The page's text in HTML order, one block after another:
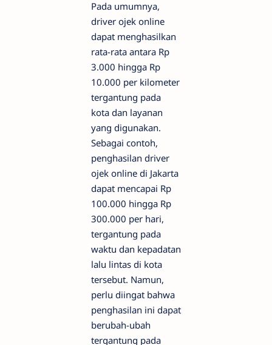
Pada umumnya,
driver ojek online
dapat menghasilkan
rata-rata antara Rp
3.000 hingga Rp
10.000 per kilometer
tergantung pada
kota dan layanan
yang digunakan.
Sebagai contoh,
penghasilan driver
ojek online di Jakarta
dapat mencapai Rp
100.000 hingga Rp
300.000 per hari,
tergantung pada
waktu dan kepadatan
lalu lintas di kota
tersebut. Namun,
perlu diingat bahwa
penghasilan ini dapat
berubah-ubah
tergantung pada